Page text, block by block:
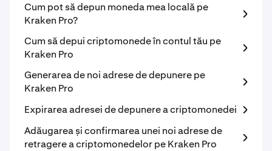
Cum pot să depun moneda mea locală pe
Kraken Pro?
Cum să depui criptomonede în contul tău pe
Kraken Pro
Generarea de noi adrese de depunere pe
Kraken Pro
Expirarea adresei de depunere a criptomonedei
Adăugarea și confirmarea unei noi adrese de
retragere a criptomonedelor pe Kraken Pro